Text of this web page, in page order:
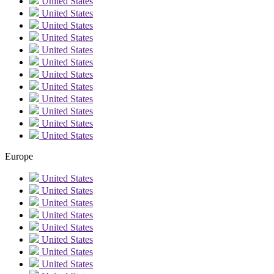
United States
United States
United States
United States
United States
United States
United States
United States
United States
United States
United States
Europe
United States
United States
United States
United States
United States
United States
United States
United States